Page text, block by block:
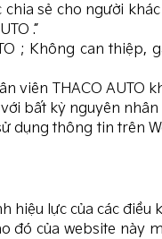
sẻ cho người
.”
; Không can thiệp,
viên THACO AUTO
bất kỳ nguyên nhân
dụng thông tin trên
hiệu lực của các điều
đó của website này